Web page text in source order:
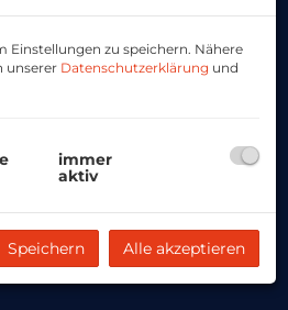
für Sie
Einstellungen zu speichern. Nähere
unserer Datenschutzerklärung und
immer
aktiv
Speichern Alle akzeptieren